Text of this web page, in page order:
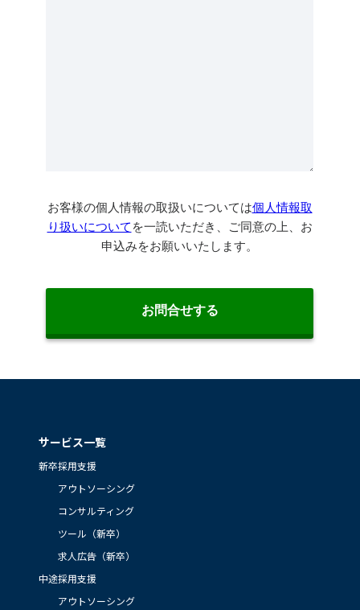
サービス一覧
新卒採用支援
アウトソーシング
コンサルティング
ツール（新卒）
求人広告（新卒）
中途採用支援
アウトソーシング